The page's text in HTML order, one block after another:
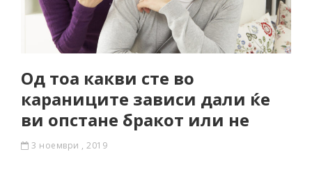
Од тоа какви сте во
караниците зависи дали ќе
ви опстане бракот или не
3 ноември , 2019